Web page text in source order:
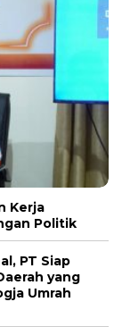
Kerja
Politik
PT Siap
yang
Umrah